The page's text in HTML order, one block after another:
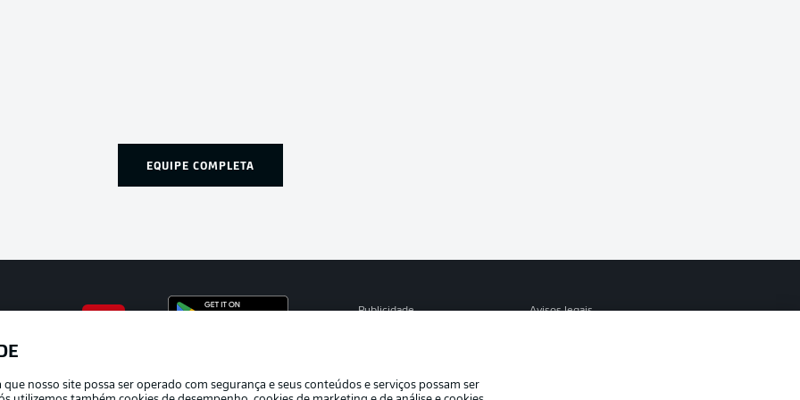
EQUIPE COMPLETA
Publicidade Avisos legais
Marca
nosso site possa ser operado com segurança e seus conteúdos e serviços possam ser